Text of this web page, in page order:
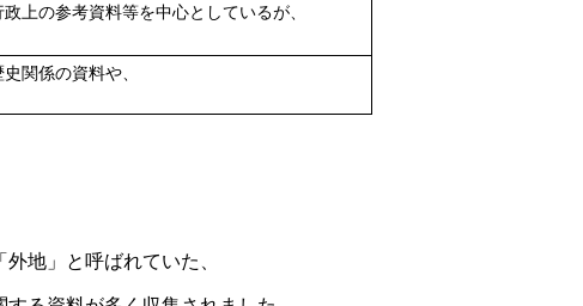
上の参考資料等を中心としているが、
関係の資料や、
地」と呼ばれていた、